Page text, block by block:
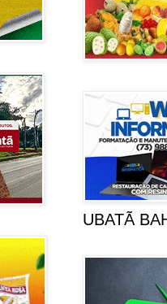
UBATÃ